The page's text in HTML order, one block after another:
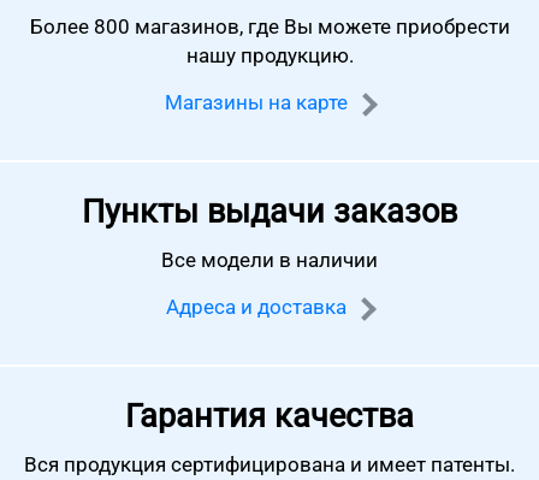
Более 800 магазинов, где Вы можете приобрести
нашу продукцию.
Магазины на карте
Пункты выдачи заказов
Все модели в наличии
Адреса и доставка
Гарантия качества
Вся продукция сертифицирована и имеет патенты.